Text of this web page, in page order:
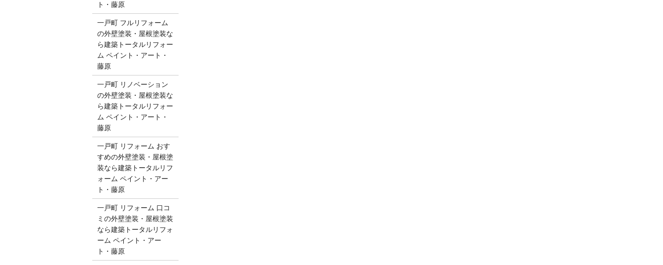
ト・藤原
一戸町 フルリフォーム
の外壁塗装・屋根塗装な
ら建築トータルリフォー
ム ペイント・アート・
藤原
一戸町 リノベーション
の外壁塗装・屋根塗装な
ら建築トータルリフォー
ム ペイント・アート・
藤原
一戸町 リフォーム おす
すめの外壁塗装・屋根塗
装なら建築トータルリフ
ォーム ペイント・アー
ト・藤原
一戸町 リフォーム 口コ
ミの外壁塗装・屋根塗装
なら建築トータルリフォ
ーム ペイント・アー
ト・藤原